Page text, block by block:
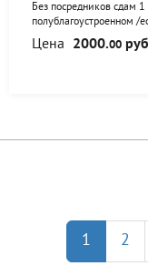
Без посредников сдам
полублагоустроенном /
отопление. Проживание
женщине или девушке,
Цена 2000.00
1 2